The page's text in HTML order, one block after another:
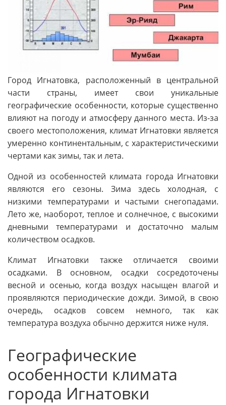
Город Игнатовка, расположенный в центральной
части страны, имеет свои уникальные
географические особенности, которые существенно
влияют на погоду и атмосферу данного места. Из-за
своего местоположения, климат Игнатовки является
умеренно континентальным, с характеристическими
чертами как зимы, так и лета.
Одной из особенностей климата города Игнатовки
являются его сезоны. Зима здесь холодная, с
низкими температурами и частыми снегопадами.
Лето же, наоборот, теплое и солнечное, с высокими
дневными температурами и достаточно малым
количеством осадков.
Климат Игнатовки также отличается своими
осадками. В основном, осадки сосредоточены
весной и осенью, когда воздух насыщен влагой и
проявляются периодические дожди. Зимой, в свою
очередь, осадков совсем немного, так как
температура воздуха обычно держится ниже нуля.
Географические
особенности климата
города Игнатовки